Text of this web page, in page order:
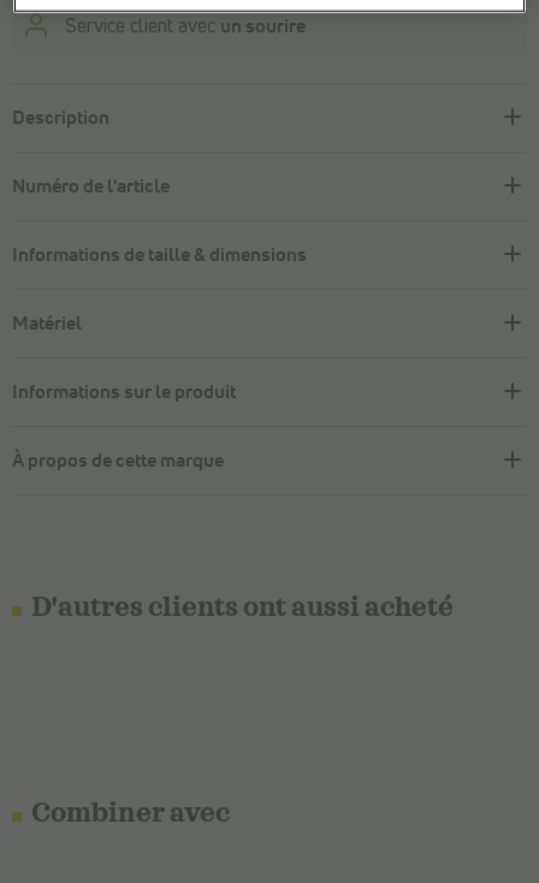
Service client avec un sourire
Description
Numéro de l'article
Informations de taille & dimensions
Matériel
Informations sur le produit
À propos de cette marque
D'autres clients ont aussi acheté
Combiner avec